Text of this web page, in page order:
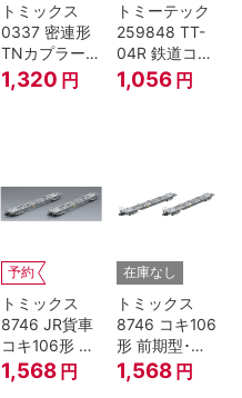
トミックス
0337 密連形
TNカプラー
(6個入・SPタ
イプ)
1,320 円
トミーテック
259848 TT-
04R 鉄道コレ
クション
1,056 円
予約
トミックス
8746 JR貨車
コキ106形 前
期型･新塗装･
コンテナな
1,568 円
在庫なし
トミックス
8746 コキ106
形 前期型･新
塗装･コンテ
ナなし･2両セ
1,568 円